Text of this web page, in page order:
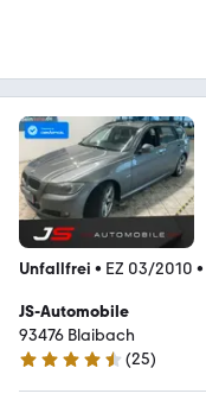
Unfallfrei • EZ 03/2010 •
JS-Automobile
93476 Blaibach
4.4 Sterne
(25)